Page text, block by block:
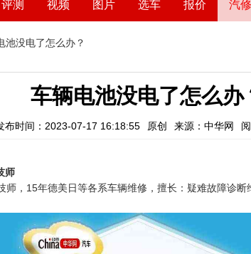
评测 视频 图片 选车 报价 汽
池没电了怎么办？
车辆电池没电了怎么办
布时间：2023-07-17 16:18:55 原创 来源：中华网
师